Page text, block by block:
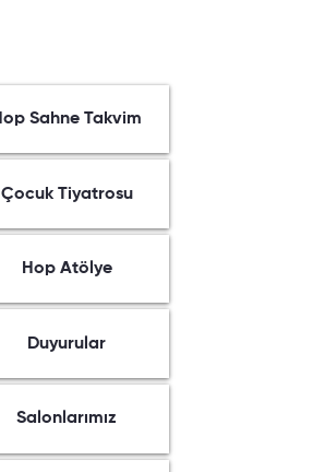
Sahne Takvim
Çocuk Tiyatrosu
Hop Atölye
Duyurular
Salonlarımız